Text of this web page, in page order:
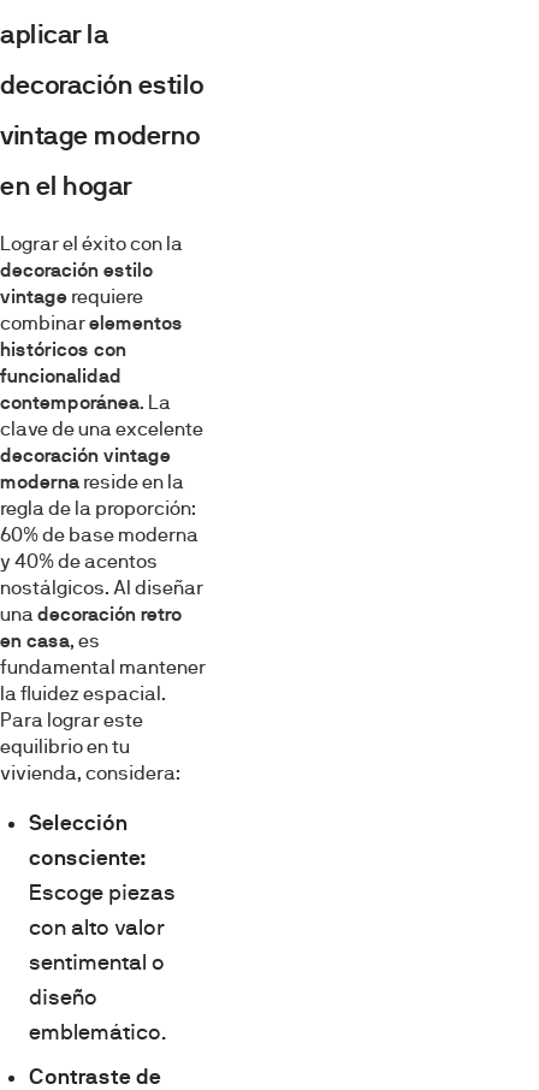
aplicar la
decoración estilo
vintage moderno
en el hogar
Lograr el éxito con la
decoración estilo
vintage requiere
combinarelementos
históricos con
funcionalidad
contemporánea. La
clave de una excelente
decoración vintage
moderna reside en la
regla de la proporción:
60% de base moderna
y 40% de acentos
nostálgicos. Al diseñar
una decoración retro
en casa, es
fundamental mantener
la fluidez espacial.
Para lograr este
equilibrio en tu
vivienda, considera:
Selección
consciente:
Escoge piezas
con alto valor
sentimental o
diseño
emblemático.
Contraste de